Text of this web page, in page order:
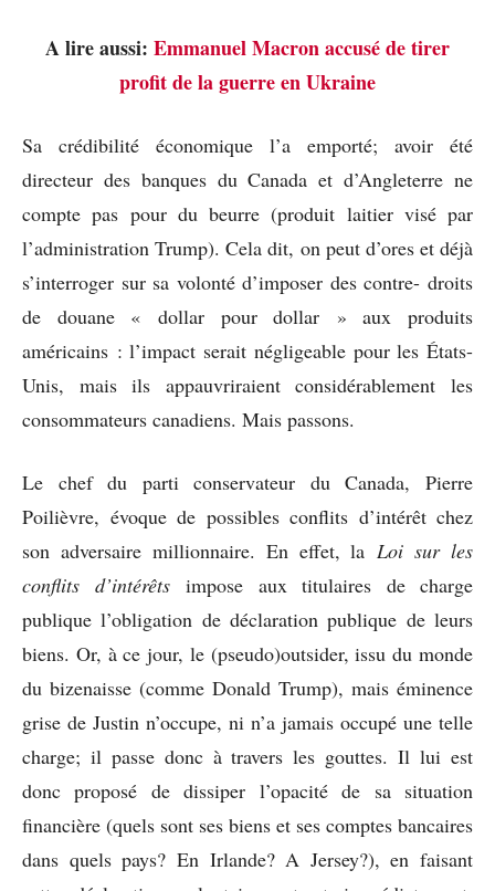
A lire aussi: Emmanuel Macron accusé de tirer
profit de la guerre en Ukraine
Sa crédibilité économique l’a emporté; avoir été
directeur des banques du Canada et d’Angleterre ne
compte pas pour du beurre (produit laitier visé par
l’administration Trump). Cela dit, on peut d’ores et déjà
s’interroger sur sa volonté d’imposer des contre- droits
de douane « dollar pour dollar » aux produits
américains : l’impact serait négligeable pour les États-
Unis, mais ils appauvriraient considérablement les
consommateurs canadiens. Mais passons.
Le chef du parti conservateur du Canada, Pierre
Poilièvre, évoque de possibles conflits d’intérêt chez
son adversaire millionnaire. En effet, laLoi sur les
conflits d’intérêtsimpose aux titulaires de charge
publique l’obligation de déclaration publique de leurs
biens. Or, à ce jour, le (pseudo)outsider, issu du monde
du bizenaisse (comme Donald Trump), mais éminence
grise de Justin n’occupe, ni n’a jamais occupé une telle
charge; il passe donc à travers les gouttes. Il lui est
donc proposé de dissiper l’opacité de sa situation
financière (quels sont ses biens et ses comptes bancaires
dans quels pays? En Irlande? A Jersey?), en faisant